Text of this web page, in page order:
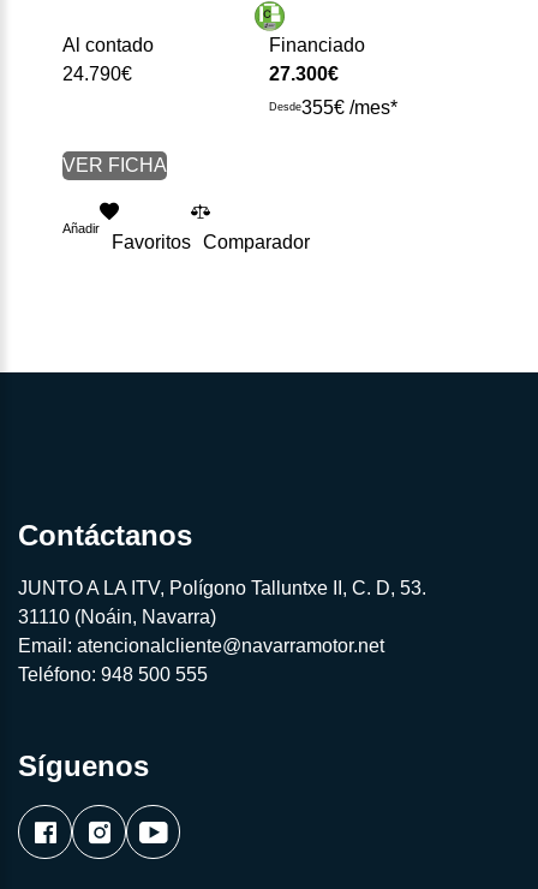
Al contado
24.790€
Financiado
27.300€
Desde355€ /mes*
VER FICHA
Añadir
Favoritos Comparador
Contáctanos
JUNTO A LA ITV, Polígono Talluntxe II, C. D, 53.
31110 (Noáin, Navarra)
Email: atencionalcliente@navarramotor.net
Teléfono: 948 500 555
Síguenos